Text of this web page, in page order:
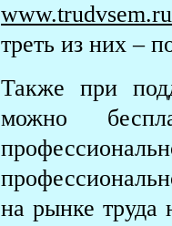
www.trudvsem.ru
треть из них –
Также при
можно
на рынке труда